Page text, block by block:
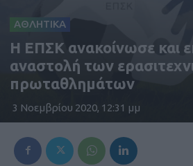
ΑΘΛΗΤΙΚΑ
H ΕΠΣΚ ανακοίνωσε και
αναστολή των
πρωταθλημάτων
3 Νοεμβρίου 2020, 12:31 μμ